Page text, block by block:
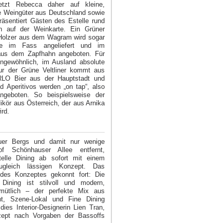
Rebecca daher auf kleine,
Weingüter aus Deutschland sowie
Gästen des Estelle rund
auf der Weinkarte. Ein Grüner
aus dem Wagram wird sogar
im Fass angeliefert und im
dem Zapfhahn angeboten. Für
im Ausland absolute
der Grüne Veltliner kommt aus
Bier aus der Hauptstadt und
Aperitivos werden „on tap“, also
So beispielsweise der
aus Österreich, der aus Arnika
Bergs und damit nur wenige
Schönhauser Allee entfernt,
Dining ab sofort mit einem
lässigen Konzept. Das
Konzeptes gekonnt fort: Die
ist stilvoll und modern,
– der perfekte Mix aus
Szene-Lokal und Fine Dining
Interior-Designerin Lien Tran,
nach Vorgaben der Bassoffs